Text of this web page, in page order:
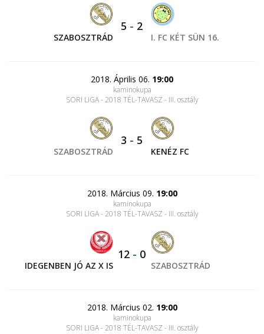
SZABOSZTRÁD
5 - 2
I. FC KÉT SÜN 16.
2018. Április 06. 19:00
kaminokupa
SORI LIGA - 2018 TÉL-TAVASZ - III. osztály
SZABOSZTRÁD
3 - 5
KENÉZ FC
2018. Március 09. 19:00
kaminokupa
SORI LIGA - 2018 TÉL-TAVASZ - III. osztály
IDEGENBEN JÓ AZ X IS
12 - 0
SZABOSZTRÁD
2018. Március 02. 19:00
kaminokupa
SORI LIGA - 2018 TÉL-TAVASZ - III. osztály